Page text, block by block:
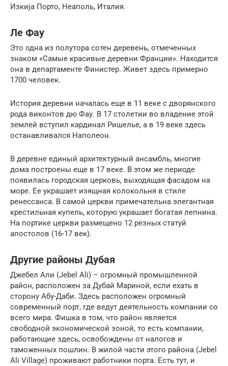
Изкија Порто, Неаполь, Италия.
Ле Фау
Это одна из полутора сотен деревень, отмеченных
знаком «Самые красивые деревни Франции». Находится
она в департаменте Финистер. Живет здесь примерно
1700 человек.
История деревни началась еще в 11 веке с дворянского
рода виконтов дю Фау. В 17 столетии во владение этой
землей вступил кардинал Ришелье, а в 19 веке здесь
останавливался Наполеон.
В деревне единый архитектурный ансамбль, многие
дома построены еще в 17 веке. В этом же периоде
появилась городская церковь, выходящая фасадом на
море. Ее украшает изящная колокольня в стиле
ренессанса. В самой церкви примечательна элегантная
крестильная купель, которую украшает богатая лепнина.
На портике церкви размещено 12 резных статуй
апостолов (16-17 век).
Другие районы Дубая
Джебел Али (Jebel Ali) – огромный промышленной
район, расположен за Дубай Мариной, если ехать в
сторону Абу-Даби. Здесь расположен огромный
современный порт, где ведут деятельность компании со
всего мира. Фишка в том, что район является
свободной экономической зоной, то есть компании,
работающие здесь, освобождены от налогов и
таможенных пошлин. В жилой части этого района (Jebel
Ali Village) проживают работники порта. Есть тут, и